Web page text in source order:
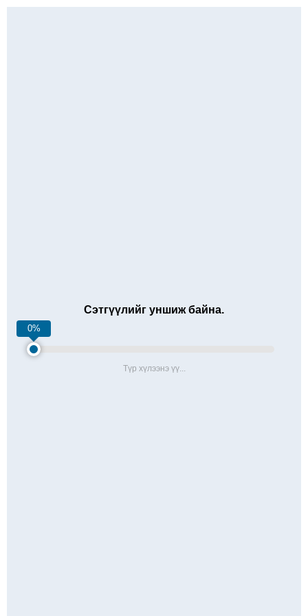
Сэтгүүлийг уншиж байна.
0%
Түр хүлээнэ үү...